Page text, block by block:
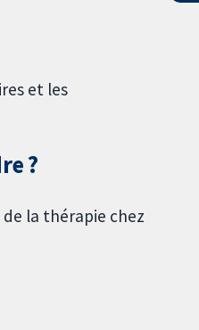
et les
?
la thérapie chez